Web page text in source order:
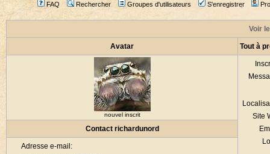
FAQ Rechercher Groupes d'utilisateurs S'enregistrer
Voir
Avatar Tout à
nouvel inscrit
Site
Contact richardunord
Adresse e-mail: